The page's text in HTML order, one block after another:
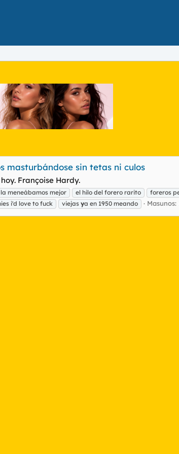
masturbándose sin tetas ni culos
Françoise Hardy.
meneábamos mejor el hilo del forero rarito foreros
i'd love to fuck viejas ya en 1950 meando Masunos: